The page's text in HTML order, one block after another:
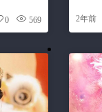
569
0 2年前